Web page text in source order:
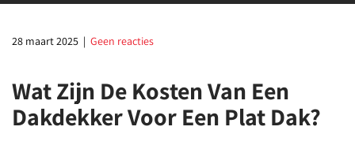
28 maart 2025 | Geen reacties
Wat Zijn De Kosten Van Een
Dakdekker Voor Een Plat Dak?